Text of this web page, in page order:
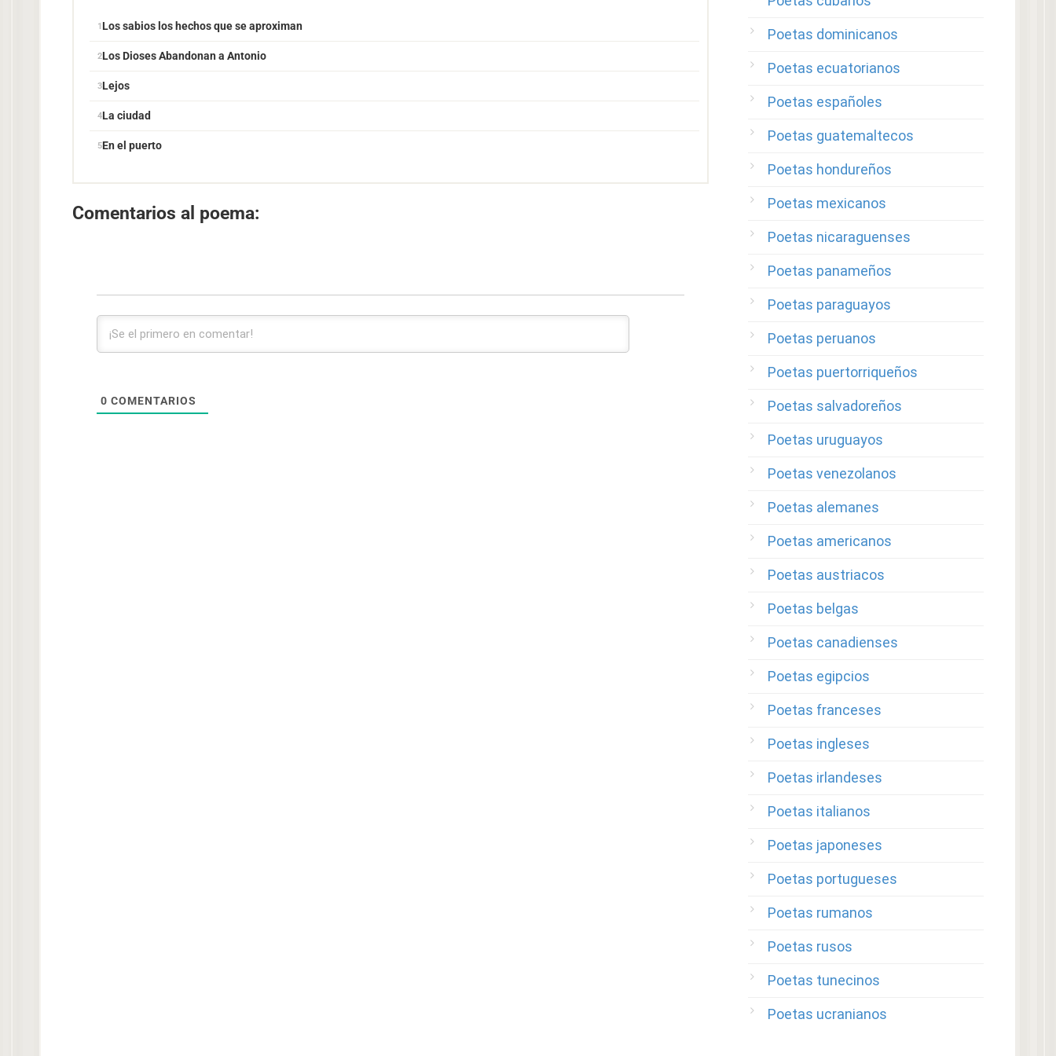
Los sabios los hechos que se aproximan
Los Dioses Abandonan a Antonio
Lejos
La ciudad
En el puerto
Comentarios al poema:
0 COMENTARIOS
Poetas dominicanos
Poetas ecuatorianos
Poetas españoles
Poetas guatemaltecos
Poetas hondureños
Poetas mexicanos
Poetas nicaraguenses
Poetas panameños
Poetas paraguayos
Poetas peruanos
Poetas puertorriqueños
Poetas salvadoreños
Poetas uruguayos
Poetas venezolanos
Poetas alemanes
Poetas americanos
Poetas austriacos
Poetas belgas
Poetas canadienses
Poetas egipcios
Poetas franceses
Poetas ingleses
Poetas irlandeses
Poetas italianos
Poetas japoneses
Poetas portugueses
Poetas rumanos
Poetas rusos
Poetas tunecinos
Poetas ucranianos